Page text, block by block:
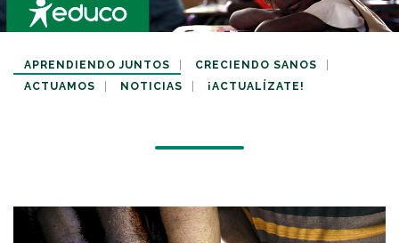
MIS APADRINADOS
MIS RETOS SOLIDARIOS
CERRAR SESIÓN
APRENDIENDO JUNTOS
CRECIENDO SANOS
ACTUAMOS
NOTICIAS ¡ACTUALÍZATE!